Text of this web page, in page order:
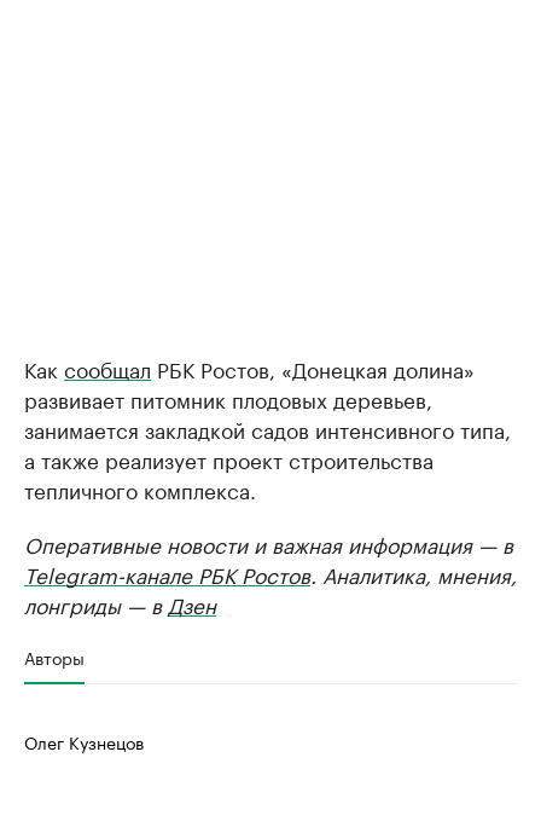
Как сообщал РБК Ростов, «Донецкая долина»
развивает питомник плодовых деревьев,
занимается закладкой садов интенсивного типа,
а также реализует проект строительства
тепличного комплекса.
Оперативные новости и важная информация — в
Telegram-канале РБК Ростов. Аналитика, мнения,
лонгриды — в Дзен
Авторы
Олег Кузнецов